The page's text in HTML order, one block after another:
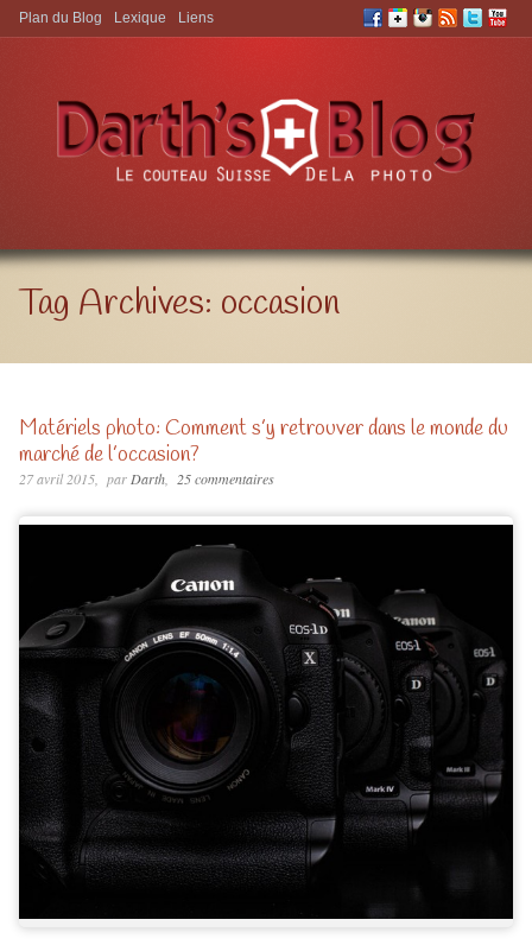
Aller à:
Plan du Blog Lexique Liens
Tag Archives: occasion
Matériels photo: Comment s’y retrouver dans le monde du
marché de l’occasion?
27 avril 2015 parDarth 25 commentaires